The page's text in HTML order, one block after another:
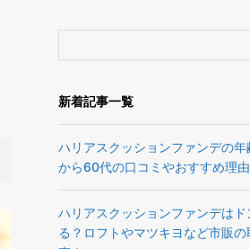
新着記事一覧
ハリアスクッションファンデの
から60代の口コミやおすすめ理
ハリアスクッションファンデはド
る？ロフトやマツキヨなど市販の